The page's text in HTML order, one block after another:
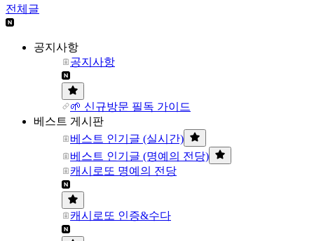
전체글
공지사항
공지사항
🌱 신규방문 필독 가이드
베스트 게시판
베스트 인기글 (실시간)
베스트 인기글 (명예의 전당)
캐시로또 명예의 전당
캐시로또 인증&수다